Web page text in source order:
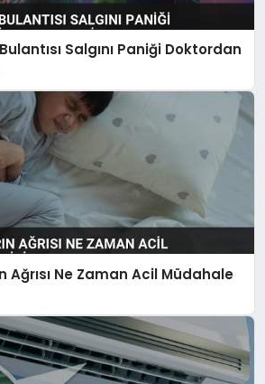
Salgını Paniği Doktordan
Ağrısı Ne Zaman Acil Müdahale